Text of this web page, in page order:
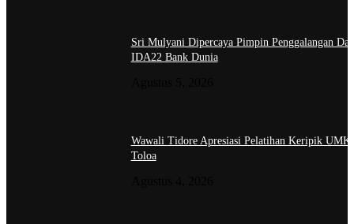
Sri Mulyani Dipercaya Pimpin Penggalangan
IDA22 Bank Dunia
Wawali Tidore Apresiasi Pelatihan Keripik
Toloa